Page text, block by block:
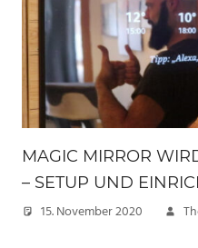
MAGIC MIRROR
– SETUP UND
15. November 2020